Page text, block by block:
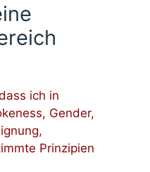
ich in
Gender,
Prinzipien